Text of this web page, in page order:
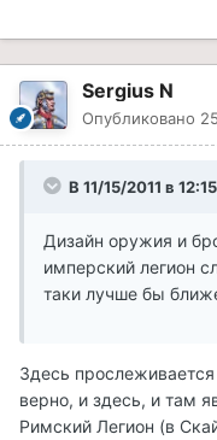
Sergius N
Опубликовано
В 11/15/2011 в
Дизайн оружия и
имперский легион
таки лучше бы
Здесь
верно, и здесь, и там
Римский Легион (в